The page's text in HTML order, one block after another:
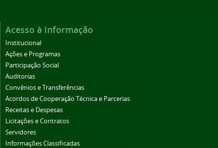
Acesso à Informação
Institucional
Ações e Programas
Participação Social
Auditorias
Convênios e Transferências
Acordos de Cooperação Técnica e Parcerias
Receitas e Despesas
Licitações e Contratos
Servidores
Informações Classificadas